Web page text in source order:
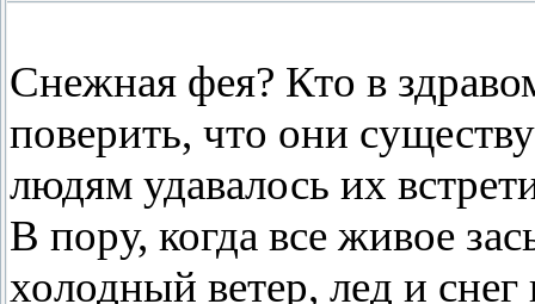
Снежная фея? Кто в
поверить, что они
людям удавалось их
В пору, когда все живое
холодный ветер, лед и